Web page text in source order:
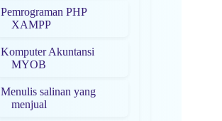
Pemrograman PHP
XAMPP
Komputer Akuntansi
MYOB
Menulis salinan yang
menjual